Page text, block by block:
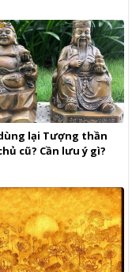
lại Tượng thần
cũ? Cần lưu ý gì?